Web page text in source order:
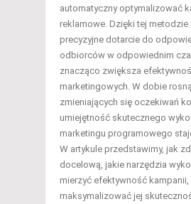
automatyczny optymalizować
reklamowe. Dzięki tej
precyzyjne dotarcie do
odbiorców w odpowiednim
znacząco zwiększa
marketingowych. W dobie
zmieniających się oczekiwań
umiejętność skutecznego
marketingu programowego
W artykule przedstawimy, jak
docelową, jakie narzędzia
mierzyć efektywność kampanii,
maksymalizować jej